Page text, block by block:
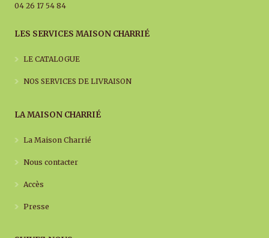
04 26 17 54 84
LES SERVICES MAISON CHARRIÉ
LE CATALOGUE
NOS SERVICES DE LIVRAISON
LA MAISON CHARRIÉ
La Maison Charrié
Nous contacter
Accès
Presse